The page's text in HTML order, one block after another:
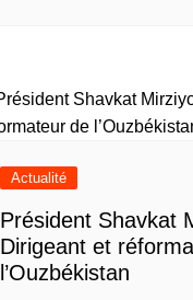
Actualité
Président Shavkat
Dirigeant et
l’Ouzbékistan